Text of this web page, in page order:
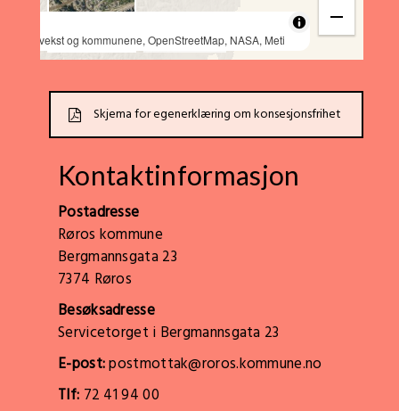
Geovekst og kommunene, OpenStreetMap, NASA, Meti
Bakgrunn
Skjema for egenerklæring om konsesjonsfrihet
Kontaktinformasjon
Postadresse
Røros kommune
Bergmannsgata 23
7374 Røros
Besøksadresse
Servicetorget i Bergmannsgata 23
E-post:postmottak@roros.kommune.no
Tlf: 72 41 94 00